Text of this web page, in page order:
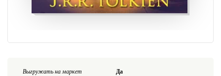
Выгружать на маркет Да